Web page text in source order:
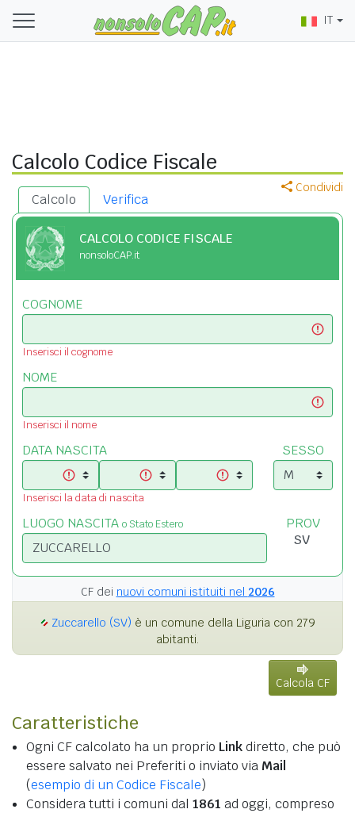
IT
Calcolo Codice Fiscale
Condividi
Calcolo Verifica
CALCOLO CODICE FISCALE
nonsoloCAP.it
COGNOME
Inserisci il cognome
NOME
Inserisci il nome
DATA NASCITA
Inserisci la data di nascita
SESSO
LUOGO NASCITA o Stato Estero PROV
CF dei nuovi comuni istituiti nel 2026
Zuccarello (SV) è un comune della Liguria con 279
abitanti.
Calcola CF
Caratteristiche
Ogni CF calcolato ha un proprio Linkdiretto, che può
essere salvato nei Preferiti o inviato via Mail
(esempio di un Codice Fiscale)
Considera tutti i comuni dal 1861 ad oggi, compreso